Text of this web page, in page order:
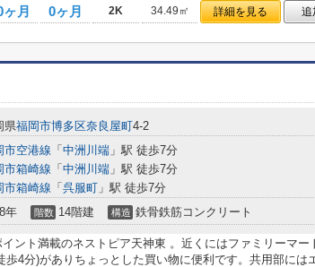
ヶ月 0ヶ月 2K 34.49㎡ 詳細を見る 追
県福岡市博多区奈良屋町4-2
市空港線 「 中洲川端 」駅 徒歩7分
市箱崎線 「 中洲川端 」駅 徒歩7分
市箱崎線 「 呉服町 」駅 徒歩7分
年 階数 14階建 構造 鉄骨鉄筋コンクリート
イント満載のネストピア天神東 。近くにはファミリーマー
歩4分)がありちょっとした買い物に便利です。共用部には